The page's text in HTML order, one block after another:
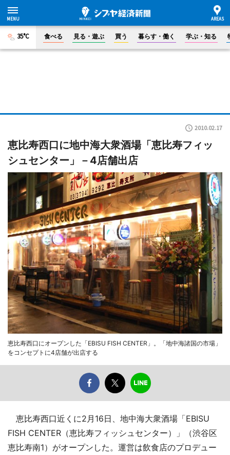
35°C 食べる 見る・遊ぶ 買う 暮らす・働く 学ぶ・知る
2010.02.17
恵比寿西口に地中海大衆酒場「恵比寿フィッ
シュセンター」－4店舗出店
恵比寿西口にオープンした「EBISU FISH CENTER」。「地中海諸国の市場」
をコンセプトに4店舗が出店する
恵比寿西口近くに2月16日、地中海大衆酒場「EBISU
FISH CENTER（恵比寿フィッシュセンター）」（渋谷区
恵比寿南1）がオープンした。運営は飲食店のプロデュー